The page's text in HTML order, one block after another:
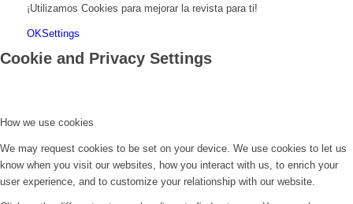
¡Utilizamos Cookies para mejorar la revista para ti!
OKSettings
Cookie and Privacy Settings
How we use cookies
We may request cookies to be set on your device. We use cookies to let us
know when you visit our websites, how you interact with us, to enrich your
user experience, and to customize your relationship with our website.